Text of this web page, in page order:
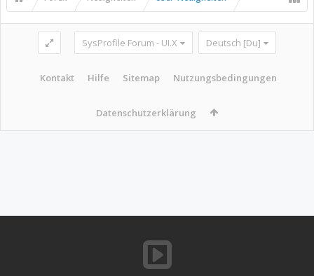
SysProfile Forum - UI.X Deutsch [Du]
Kontakt Hilfe Sitemap Nutzungsbedingungen
Datenschutzerklärung